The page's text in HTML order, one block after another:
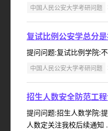
中国人民公安大学考研问题
复试比例公安学总分
提问问题:复试比例学院:
中国人民公安大学考研问题
招生人数安全防范工
提问问题:招生人数学院:
人数定关注我校后续通知